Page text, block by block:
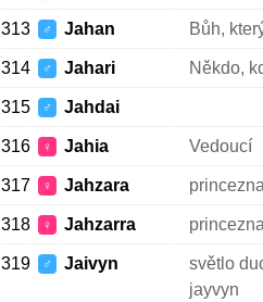
313 ♂ Jahan Bůh,
314 ♂ Jahari Někdo,
315 ♂ Jahdai
316 ♀ Jahia Vedoucí
317 ♀ Jahzara
318 ♀ Jahzarra
319 ♂ Jaivyn
světlo
jayvyn